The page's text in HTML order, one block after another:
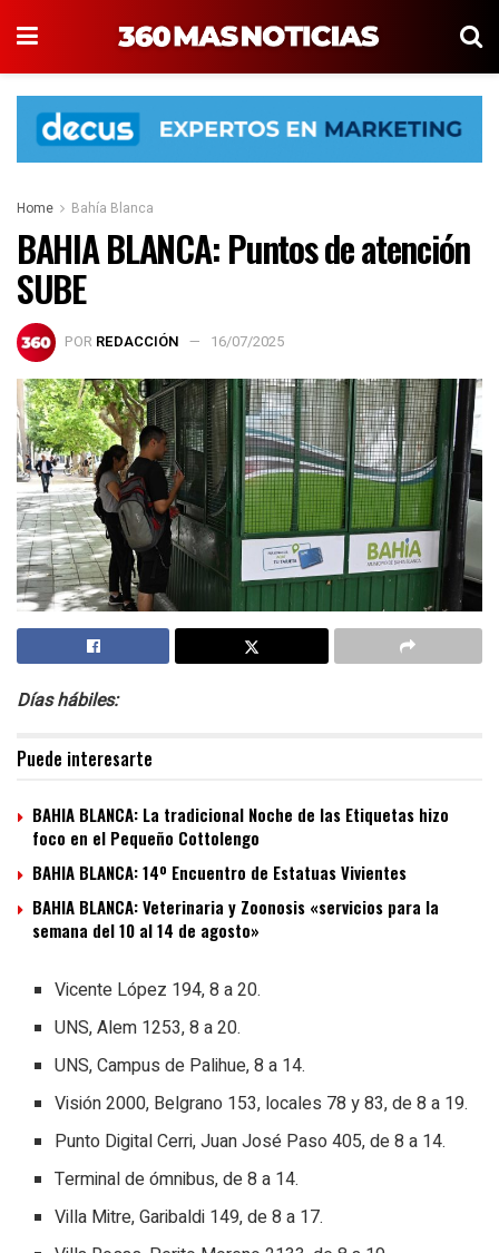
Home Bahía Blanca
BAHIA BLANCA: Puntos de atención
SUBE
POR REDACCIÓN 16/07/2025
Días hábiles:
Puede interesarte
BAHIA BLANCA: La tradicional Noche de las Etiquetas hizo
foco en el Pequeño Cottolengo
BAHIA BLANCA: 14º Encuentro de Estatuas Vivientes
BAHIA BLANCA: Veterinaria y Zoonosis «servicios para la
semana del 10 al 14 de agosto»
Vicente López 194, 8 a 20.
UNS, Alem 1253, 8 a 20.
UNS, Campus de Palihue, 8 a 14.
Visión 2000, Belgrano 153, locales 78 y 83, de 8 a 19.
Punto Digital Cerri, Juan José Paso 405, de 8 a 14.
Terminal de ómnibus, de 8 a 14.
Villa Mitre, Garibaldi 149, de 8 a 17.